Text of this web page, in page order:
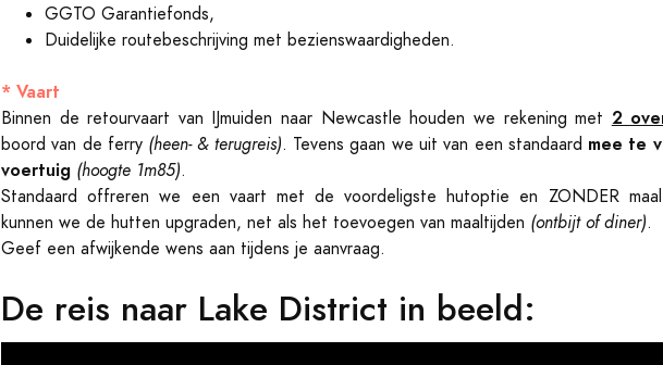
GGTO Garantiefonds,
Duidelijke routebeschrijving met bezienswaardigheden.
* Vaart
Binnen de retourvaart van IJmuiden naar Newcastle houden we rekening met 2
boord van de ferry (heen- & terugreis). Tevens gaan we uit van een standaard mee te
voertuig (hoogte 1m85).
Standaard offreren we een vaart met de voordeligste hutoptie en ZONDER
kunnen we de hutten upgraden, net als het toevoegen van maaltijden (ontbijt of diner).
Geef een afwijkende wens aan tijdens je aanvraag.
De reis naar Lake District in beeld: